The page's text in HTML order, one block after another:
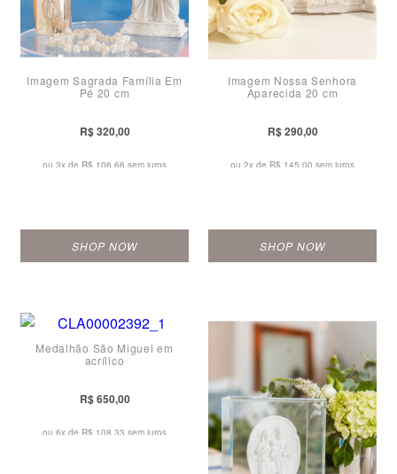
Imagem Sagrada Família Em
Pé 20 cm
R$ 320,00
ou 3x de R$ 106,66 sem juros
SHOP NOW
Imagem Nossa Senhora
Aparecida 20 cm
R$ 290,00
ou 2x de R$ 145,00 sem juros
SHOP NOW
Medalhão São Miguel em
acrílico
R$ 650,00
ou 6x de R$ 108,33 sem juros